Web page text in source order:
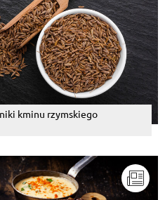
kminu rzymskiego